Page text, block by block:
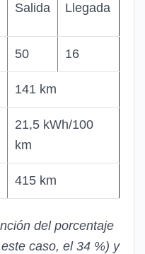
Salida Llegada
50 16
141 km
21,5 kWh/100
km
415 km
del porcentaje
caso, el 34 %) y